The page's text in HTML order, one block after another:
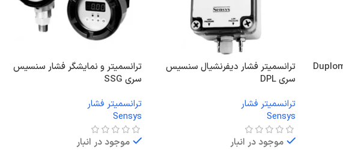
ترانسمیتر فشار دیفرنشیال سنسیس
سری DPL
ترانسمیتر فشار
Sensys
موجود در انبار
ترانسمیتر و نمایشگر فشار سنسیس
سری SSG
ترانسمیتر فشار
Sensys
موجود در انبار